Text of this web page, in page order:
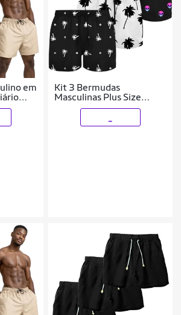
em
Kit 3 Bermudas
Masculinas Plus Size
Estampadas Tecido Leve
Academia Conforto